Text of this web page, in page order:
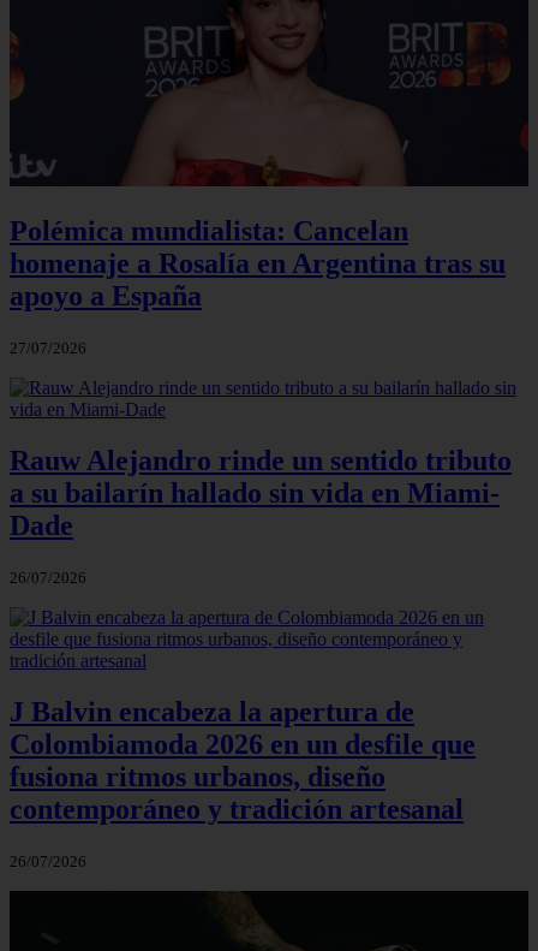
Polémica mundialista: Cancelan
homenaje a Rosalía en Argentina tras su
apoyo a España
27/07/2026
Rauw Alejandro rinde un sentido tributo
a su bailarín hallado sin vida en Miami-
Dade
26/07/2026
J Balvin encabeza la apertura de
Colombiamoda 2026 en un desfile que
fusiona ritmos urbanos, diseño
contemporáneo y tradición artesanal
26/07/2026